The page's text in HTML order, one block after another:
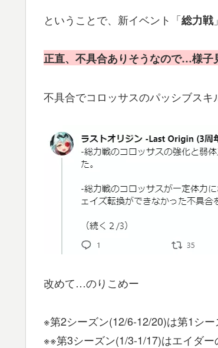
ということで、新イベント「総力戦
正直、不具合ありそうなので…様子
不具合でコロッサスのパッシブス
改めて…のりこめー
※第2シーズン(12/6-12/20)は第1シー
※※第3シーズン(1/3-1/17)はエイダ